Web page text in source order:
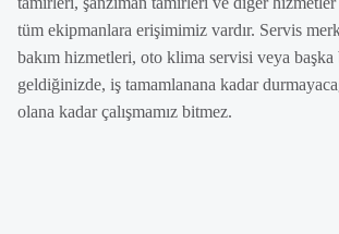
tüm ekipmanlara erişimimiz vardır. Servis
bakım hizmetleri, oto klima servisi veya
geldiğinizde, iş tamamlanana kadar
olana kadar çalışmamız bitmez.